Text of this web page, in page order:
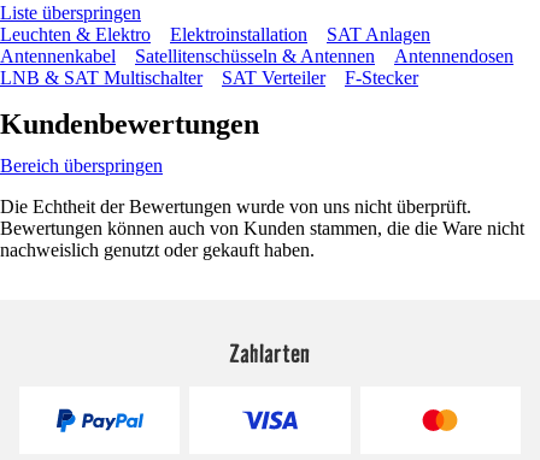
Liste überspringen
Leuchten & Elektro
Elektroinstallation
SAT Anlagen
Antennenkabel
Satellitenschüsseln & Antennen
Antennendosen
LNB & SAT Multischalter
SAT Verteiler F-Stecker
Kundenbewertungen
Bereich überspringen
Die Echtheit der Bewertungen wurde von uns nicht überprüft.
Bewertungen können auch von Kunden stammen, die die Ware nicht
nachweislich genutzt oder gekauft haben.
Zahlarten